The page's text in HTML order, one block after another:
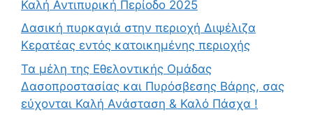
Καλή Αντιπυρική Περίοδο 2025
Δασική πυρκαγιά στην περιοχή Διψέλιζα
Κερατέας εντός κατοικημένης περιοχής
Τα μέλη της Εθελοντικής Ομάδας
Δασοπροστασίας και Πυρόσβεσης Βάρης, σας
εύχονται Καλή Ανάσταση & Καλό Πάσχα !